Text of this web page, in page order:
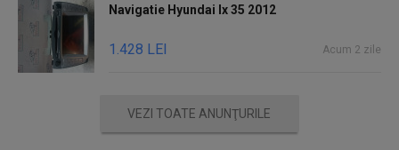
Navigatie Hyundai Ix 35 2012
1.428 LEI Acum 2 zile
VEZI TOATE ANUNŢURILE